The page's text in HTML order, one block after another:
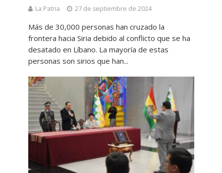
La Patria 27 de septiembre de 2024
Más de 30,000 personas han cruzado la
frontera hacia Siria debido al conflicto que se ha
desatado en Líbano. La mayoría de estas
personas son sirios que han...